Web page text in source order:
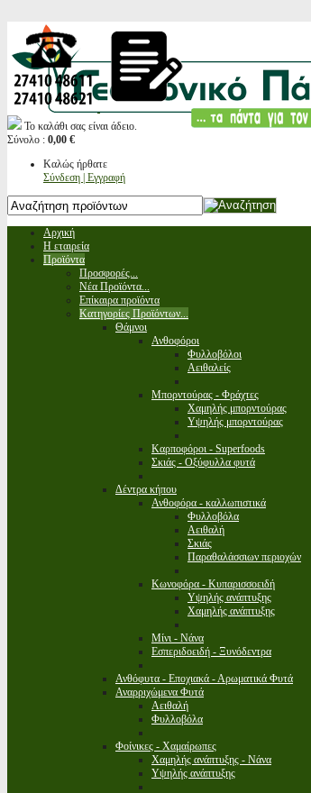
Το καλάθι σας είναι άδειο.
Σύνολο : 0,00 €
Καλώς ήρθατε
Σύνδεση | Εγγραφή
Αρχική
Η εταιρεία
Προϊόντα
Προσφορές...
Νέα Προϊόντα...
Επίκαιρα προϊόντα
Κατηγορίες Προϊόντων...
Θάμνοι
Ανθοφόροι
Φυλλοβόλοι
Αειθαλείς
Μπορντούρας - Φράχτες
Χαμηλής μπορντούρας
Υψηλής μπορντούρας
Καρποφόροι - Superfoods
Σκιάς - Οξύφυλλα φυτά
Δέντρα κήπου
Ανθοφόρα - καλλωπιστικά
Φυλλοβόλα
Αειθαλή
Σκιάς
Παραθαλάσσιων περιοχών
Κωνοφόρα - Κυπαρισσοειδή
Υψηλής ανάπτυξης
Χαμηλής ανάπτυξης
Μίνι - Νάνα
Εσπεριδοειδή - Ξυνόδεντρα
Ανθόφυτα - Εποχιακά - Αρωματικά Φυτά
Αναρριχώμενα Φυτά
Αειθαλή
Φυλλοβόλα
Φοίνικες - Χαμαίρωπες
Χαμηλής ανάπτυξης - Νάνα
Υψηλής ανάπτυξης